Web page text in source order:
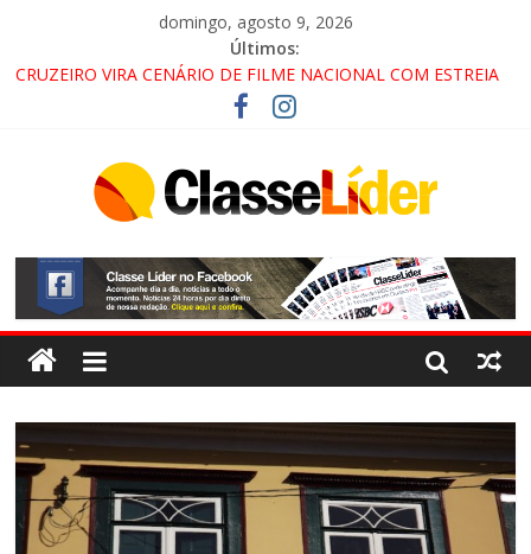
domingo, agosto 9, 2026
Últimos:
CRUZEIRO VIRA CENÁRIO DE FILME NACIONAL COM ESTREIA
PROMOTOR DO GAECO
ACESSO À APARECIDA NA DUTRA SERÁ BLOQUEADO NO FIM
ALTERNATIVAS
LORENA, PINDAMONHANGABA E QUELUZ NA RETA FINAL
PELA FÁBRICA DA COCA-COLA!